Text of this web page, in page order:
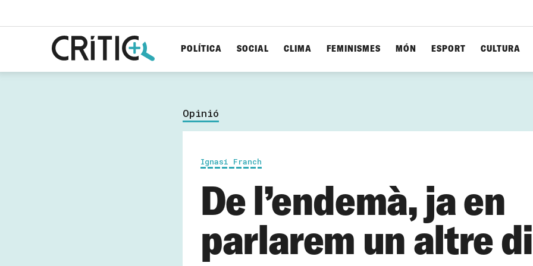
POLÍTICA SOCIAL CLIMA FEMINISMES MÓN ESPORT CULTURA
Opinió
Ignasi Franch
De l’endemà, ja en
parlarem un altre